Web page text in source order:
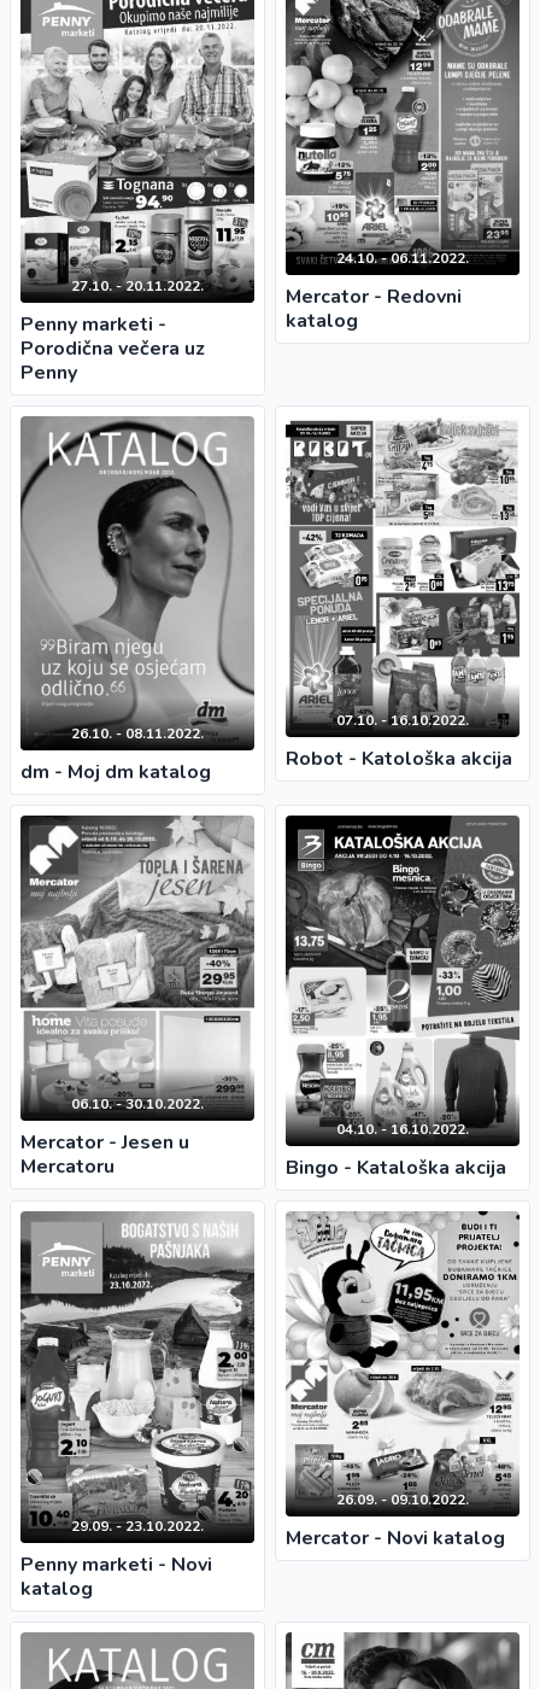
27.10. - 20.11.2022.
Penny marketi -
Porodična večera uz
Penny
24.10. - 06.11.2022.
Mercator - Redovni
katalog
26.10. - 08.11.2022.
dm - Moj dm katalog
07.10. - 16.10.2022.
Robot - Katološka akcija
06.10. - 30.10.2022.
Mercator - Jesen u
Mercatoru
04.10. - 16.10.2022.
Bingo - Kataloška akcija
29.09. - 23.10.2022.
Penny marketi - Novi
katalog
26.09. - 09.10.2022.
Mercator - Novi katalog